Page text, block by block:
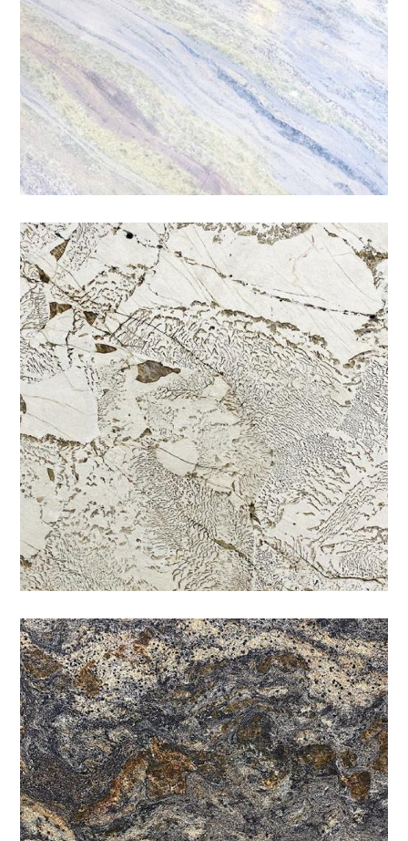
天使之星
特殊 / 石材色系 / 米黃
銀河金莎
咖啡 / 特殊 / 石材色系